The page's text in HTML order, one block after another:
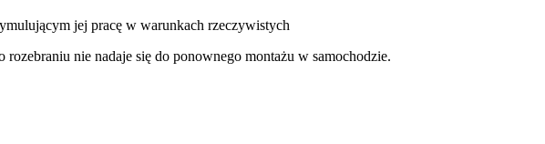
jej pracę w warunkach rzeczywistych
nie nadaje się do ponownego montażu w samochodzie.